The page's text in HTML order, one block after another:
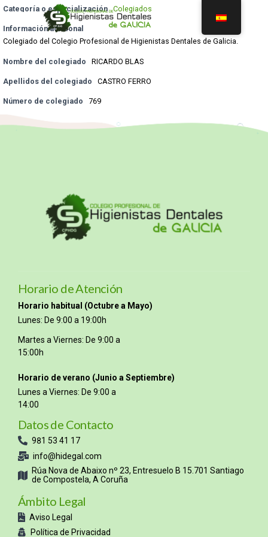
Categoría o especialización Colegiados
Información adicional
Colegiado del Colegio Profesional de Higienistas Dentales de Galicia.
Nombre del colegiado RICARDO BLAS
Apellidos del colegiado CASTRO FERRO
Número de colegiado 769
Horario de Atención
Horario habitual (Octubre a Mayo)
Lunes: De 9:00 a 19:00h
Martes a Viernes: De 9:00 a
15:00h
Horario de verano (Junio a Septiembre)
Lunes a Viernes: De 9:00 a
14:00
Datos de Contacto
981 53 41 17
info@hidegal.com
Rúa Nova de Abaixo nº 23, Entresuelo B 15.701 Santiago
de Compostela, A Coruña
Ámbito Legal
Aviso Legal
Política de Privacidad